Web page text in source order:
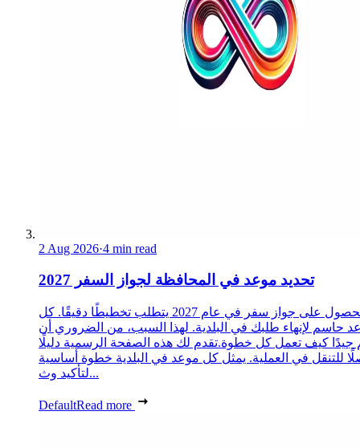
2 Aug 2026·4 min read
تحديد موعد في المحافظة لجواز السفر 2027
الحصول على جواز سفر في عام 2027 يتطلب تخطيطًا دقيقًا. كل
حاسم لإنهاء طلبك في البلدية. لهذا السبب، من الضروري أن
جيدًا كيف تعمل كل خطوة.تقدم لك هذه الصفحة الرسمية دليلًا
للتنقل في العملية. يمثل كل موعد في البلدية خطوة أساسية
لتأكيد وث...
DefaultRead more